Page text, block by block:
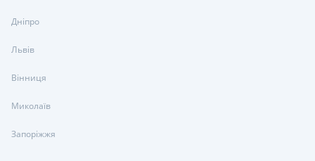
Дніпро
Львів
Вінниця
Миколаїв
Запоріжжя